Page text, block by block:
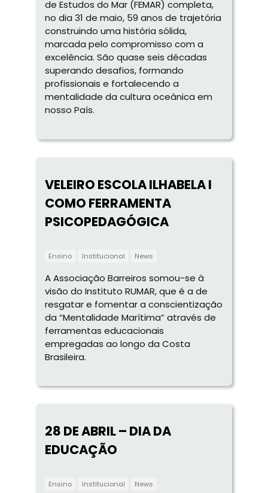
de Estudos do Mar (FEMAR) completa,
no dia 31 de maio, 59 anos de trajetória
construindo uma história sólida,
marcada pelo compromisso com a
excelência. São quase seis décadas
superando desafios, formando
profissionais e fortalecendo a
mentalidade da cultura oceânica em
nosso País.
VELEIRO ESCOLA ILHABELA I
COMO FERRAMENTA
PSICOPEDAGÓGICA
Ensino Institucional News
A Associação Barreiros somou-se à
visão do Instituto RUMAR, que é a de
resgatar e fomentar a conscientização
da “Mentalidade Marítima” através de
ferramentas educacionais
empregadas ao longo da Costa
Brasileira.
28 DE ABRIL – DIA DA
EDUCAÇÃO
Ensino Institucional News